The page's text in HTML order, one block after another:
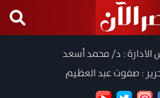
: د/ محمد أسعد
: صفوت عبد العظيم